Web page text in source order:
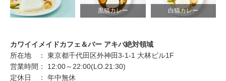
黒猫カレー 白猫カレー
カワイイメイドカフェ＆バー アキバ絶対領域
所在地 ： 東京都千代田区外神田3-1-1 大林ビル1F
営業時間： 12:00～22:00(LO.21:30)
定休日 ： 年中無休